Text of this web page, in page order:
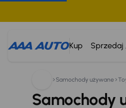
Kup Sprzedaj
Szukam:
Samochody używane
Samochody